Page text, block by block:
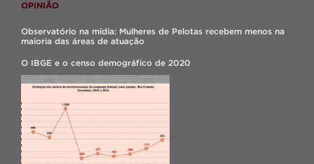
OPINIÃO
Observatório na mídia: Mulheres de Pelotas recebem menos na
maioria das áreas de atuação
O IBGE e o censo demográfico de 2020